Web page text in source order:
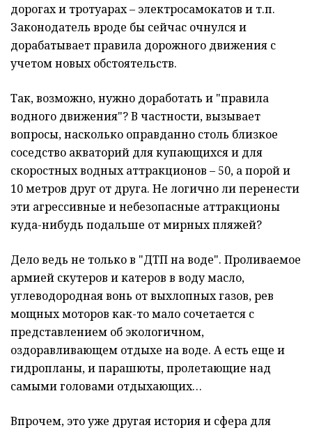
дорогах и тротуарах – электросамокатов и т.п.
Законодатель вроде бы сейчас очнулся и
дорабатывает правила дорожного движения с
учетом новых обстоятельств.
Так, возможно, нужно доработать и "правила
водного движения"? В частности, вызывает
вопросы, насколько оправданно столь близкое
соседство акваторий для купающихся и для
скоростных водных аттракционов – 50, а порой и
10 метров друг от друга. Не логично ли перенести
эти агрессивные и небезопасные аттракционы
куда-нибудь подальше от мирных пляжей?
Дело ведь не только в "ДТП на воде". Проливаемое
армией скутеров и катеров в воду масло,
углеводородная вонь от выхлопных газов, рев
мощных моторов как-то мало сочетается с
представлением об экологичном,
оздоравливающем отдыхе на воде. А есть еще и
гидропланы, и парашюты, пролетающие над
самыми головами отдыхающих…
Впрочем, это уже другая история и сфера для